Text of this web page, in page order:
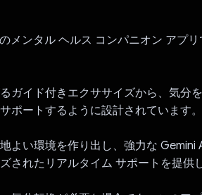
メンタル ヘルス コンパニオン アプ
ガイド付きエクササイズから、気分
ポートするように設計されています。
よい環境を作り出し、強力な Gemini
されたリアルタイム サポートを提供